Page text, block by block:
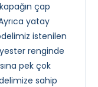
çap
yatay
istenilen
renginde
pek çok
sahip